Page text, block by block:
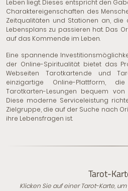
Leben liegt. Dieses entspricht den
Charaktereigenschaften des
Zeitqualitäten und Stationen an, die
Lebensplans zu passieren hat. Das
auf das Kommende im Leben.
Eine spannende
der Online-Spiritualität bietet das
Webseiten Tarotkarten.de und
einzigartige Online-Plattform,
Tarotkarten-Lesungen bequem
Diese moderne Serviceleistung
Zielgruppe, die auf der Suche nach
ihre Lebensfragen ist.
Tarot-
Klicken Sie auf einer Tarot-Karte,